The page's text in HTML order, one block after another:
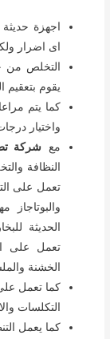
اجهزة
اى اضرار
التخلص من
يقوم بتعقيم
كما يتم
واختيار
مع شركة
النظافة
تعمل على
والبوتاجاز
الحديثة
تعمل على
الخشنة
كما تعمل
التكلسات
كما يعمل